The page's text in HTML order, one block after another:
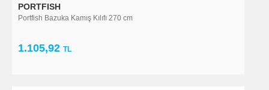
PORTFISH
Portfish Bazuka Kamış Kılıfı 270 cm
1.105,92 TL